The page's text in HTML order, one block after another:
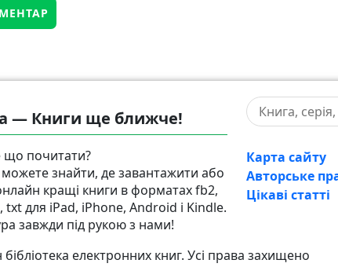
— Книги ще ближче!
що почитати?
знайти, де завантажити або
кращі книги в форматах fb2,
для iPad, iPhone, Android і Kindle.
завжди під рукою з нами!
Карта сайту
Авторське
Цікаві статті
електронних книг. Усі права захищено